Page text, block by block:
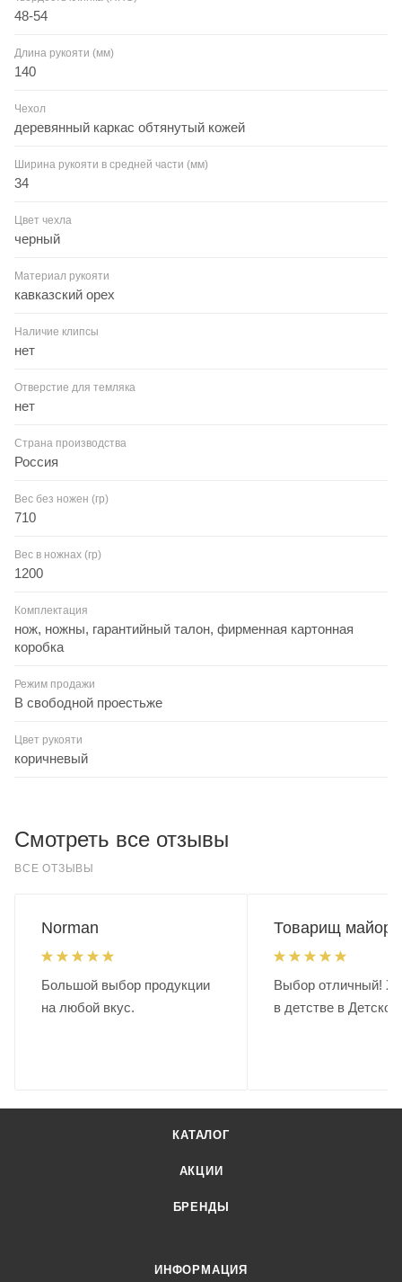
48-54
Длина рукояти (мм)
140
Чехол
деревянный каркас обтянутый кожей
Ширина рукояти в средней части (мм)
34
Цвет чехла
черный
Материал рукояти
кавказский орех
Наличие клипсы
нет
Отверстие для темляка
нет
Страна производства
Россия
Вес без ножен (гр)
710
Вес в ножнах (гр)
1200
Комплектация
нож, ножны, гарантийный талон, фирменная картонная
коробка
Режим продажи
В свободной проестьже
Цвет рукояти
коричневый
Смотреть все отзывы
ВСЕ ОТЗЫВЫ
Norman
Большой выбор продукции
на любой вкус.
Товарищ майор.
Выбор отличный!
в детстве в
КАТАЛОГ
АКЦИИ
БРЕНДЫ
ИНФОРМАЦИЯ